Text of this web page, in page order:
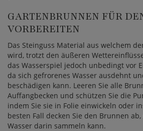
GARTENBRUNNEN FÜR
VORBEREITEN
Das Steinguss Material aus welchem
wird, trotzt den äußeren
das Wasserspiel jedoch unbedingt vor
da sich gefrorenes Wasser ausdehnt
beschädigen kann. Leeren Sie alle
Auffangbecken und schützen Sie die
indem Sie sie in Folie einwickeln oder
besten Fall decken Sie den Brunnen
Wasser darin sammeln kann.